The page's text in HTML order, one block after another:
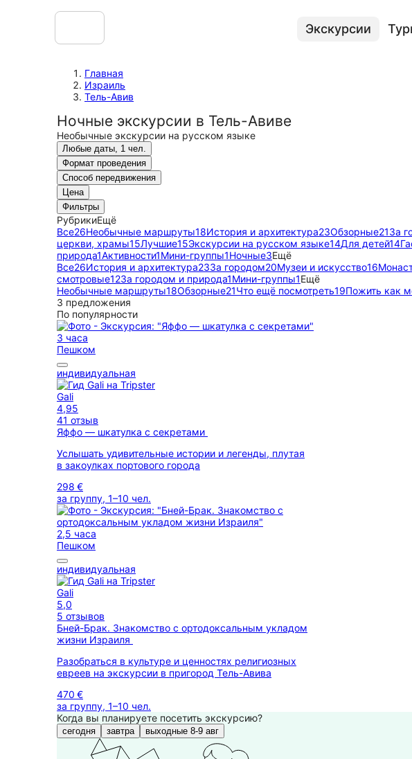
Экскурсии
Главная
Израиль
Тель-Авив
Ночные экскурсии в Тель-Авиве
Необычные экскурсии на русском языке
Любые даты, 1 чел.
Формат проведения
Способ передвижения
Цена
Фильтры
РубрикиЕщё
Все26Необычные маршруты18История и архитектура23Обзорные21За
церкви, храмы15Лучшие15Экскурсии на русском языке14Для детей14
природа1Активности1Мини-группы1Ночные3Ещё
Все26История и архитектура23За городом20Музеи и искусство16
смотровые12За городом и природа1Мини-группы1Ещё
Необычные маршруты18Обзорные21Что ещё посмотреть19Пожить как
3 предложения
По популярности
3 часа
Пешком
индивидуальная
Gali
4,95
41 отзыв
Яффо — шкатулка с секретами
Услышать удивительные истории и легенды, плутая
в закоулках портового города
298 €
за группу, 1–10 чел.
2,5 часа
Пешком
индивидуальная
Gali
5,0
5 отзывов
Бней-Брак. Знакомство с ортодоксальным укладом
жизни Израиля
Разобраться в культуре и ценностях религиозных
евреев на экскурсии в пригород Тель-Авива
470 €
за группу, 1–10 чел.
Когда вы планируете посетить экскурсию?
сегодня завтра выходные 8-9 авг